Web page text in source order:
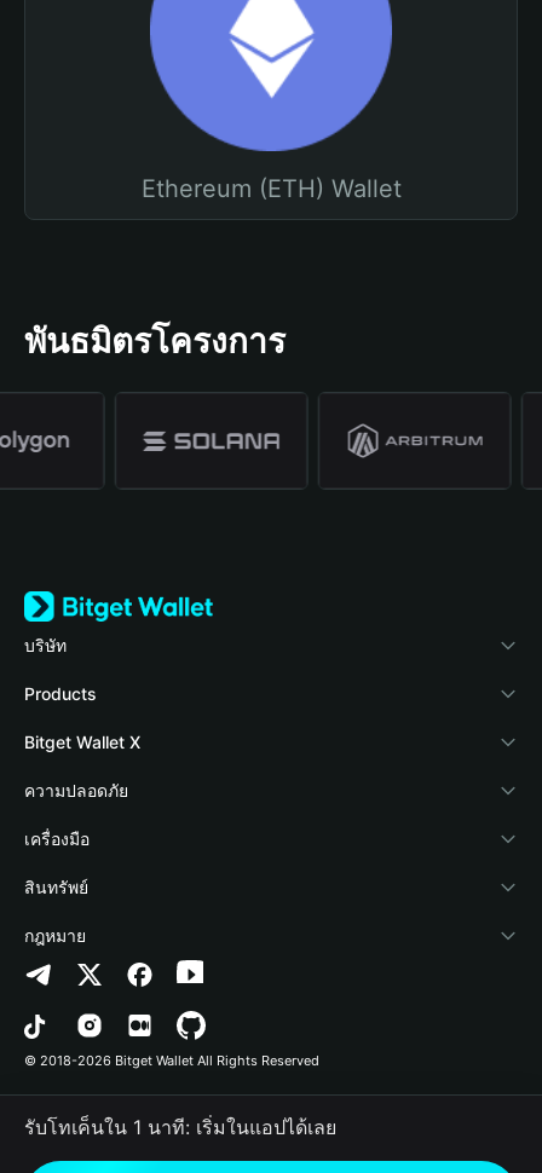
Ethereum (ETH) Wallet
พันธมิตรโครงการ
บริษัท
เกี่ยวกับ Bitget Wallet
Blog
Academy
ข่าวสารด้านคริปโต
ศูนย์ช่วยเหลือ
ติดต่อเรา
ทรัพยากรข้อมูลของแบรนด์
อาชีพ
Products
Crypto Card
Stablecoin Earn
Payfi Crypto
Crypto Swap API
Altcoin Season Index
Prediction Markets
DApp
RWA
Bitget Wallet X
นักพัฒนา
เชื่อมต่อ Wallet
Bitget Wallet Pay
ลิสต์โปรเจกต์
ความปลอดภัย
Protection Fund
เทคโนโลยีความปลอดภัย
เครื่องมือ
ซื้อคริปโต
การตรวจจับการอนุญาต
การตรวจจับสัญญา
การโอนเป็นชุด
สินทรัพย์
Arbitrum
Avalanche
Bitcoin
Polygon
กฎหมาย
นโยบายความเป็นส่วนตัว
ข้อตกลงในการใช้บริการ
© 2018-2026 Bitget Wallet All Rights Reserved
รับโทเค็นใน 1 นาที: เริ่มในแอปได้เลย